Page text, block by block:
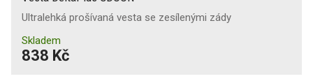
Ultralehká prošívaná vesta se zesílenými zády
Skladem
838 Kč